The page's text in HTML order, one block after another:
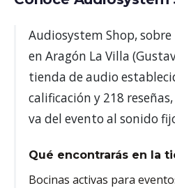
Audiosystem Shop,
en Aragón La Villa
tienda de audio
calificación y 218
va del evento al sonido
Qué encontrarás en la
Bocinas activas para